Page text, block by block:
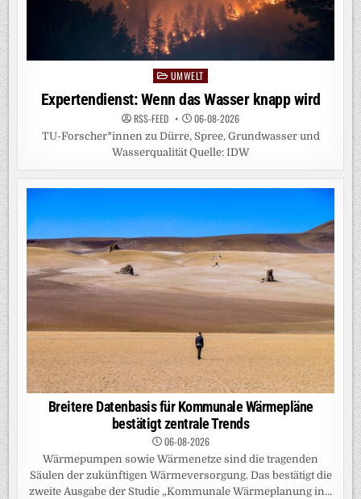
Posted
in
UMWELT
Expertendienst: Wenn das Wasser knapp wird
RSS-FEED 06-08-2026
TU-Forscher*innen zu Dürre, Spree, Grundwasser und
Wasserqualität Quelle: IDW
Breitere Datenbasis für Kommunale Wärmepläne
bestätigt zentrale Trends
06-08-2026
Wärmepumpen sowie Wärmenetze sind die tragenden
Säulen der zukünftigen Wärmeversorgung. Das bestätigt die
zweite Ausgabe der Studie „Kommunale Wärmeplanung in...